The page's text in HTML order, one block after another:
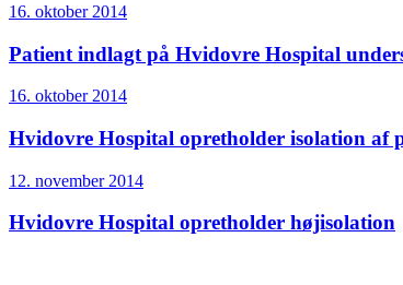
16. oktober 2014
Patient indlagt på Hvidovre Hospital
16. oktober 2014
Hvidovre Hospital opretholder isolation af
12. november 2014
Hvidovre Hospital opretholder højisolation